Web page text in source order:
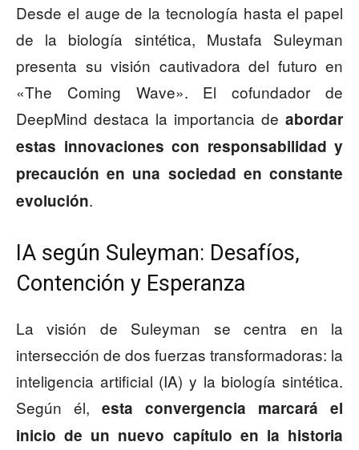
Desde el auge de la tecnología hasta el papel
de la biología sintética, Mustafa Suleyman
presenta su visión cautivadora del futuro en
«The Coming Wave». El cofundador de
DeepMind destaca la importancia de abordar
estas innovaciones con responsabilidad y
precaución en una sociedad en constante
evolución.
IA según Suleyman: Desafíos,
Contención y Esperanza
La visión de Suleyman se centra en la
intersección de dos fuerzas transformadoras: la
inteligencia artificial (IA) y la biología sintética.
Según él, esta convergencia marcará el
inicio de un nuevo capítulo en la historia